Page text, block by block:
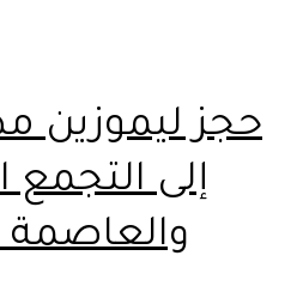
حجز ليموزين
إلى
والعاصمة